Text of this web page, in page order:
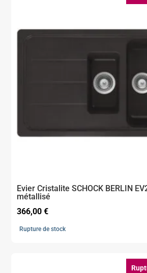
Evier Cristalite SCHOCK BERLIN
métallisé
366,00€
Rupture de stock